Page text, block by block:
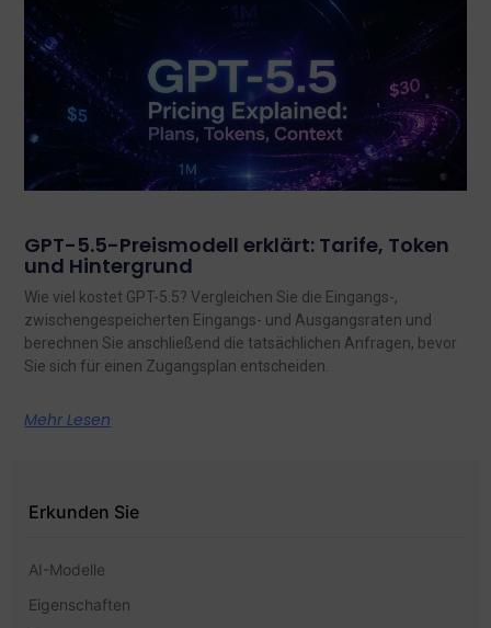
GPT-5.5-Preismodell erklärt: Tarife, Token
und Hintergrund
Wie viel kostet GPT-5.5? Vergleichen Sie die Eingangs-,
zwischengespeicherten Eingangs- und Ausgangsraten und
berechnen Sie anschließend die tatsächlichen Anfragen, bevor
Sie sich für einen Zugangsplan entscheiden.
Mehr Lesen
Erkunden Sie
AI-Modelle
Eigenschaften